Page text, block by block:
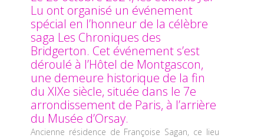
Lu ont organisé un événement
spécial en l’honneur de la célèbre
saga Les Chroniques des
Bridgerton. Cet événement s’est
déroulé à l’Hôtel de Montgascon,
une demeure historique de la fin
du XIXe siècle, située dans le 7e
arrondissement de Paris, à l’arrière
du Musée d’Orsay.
Ancienne résidence de Françoise Sagan, ce lieu